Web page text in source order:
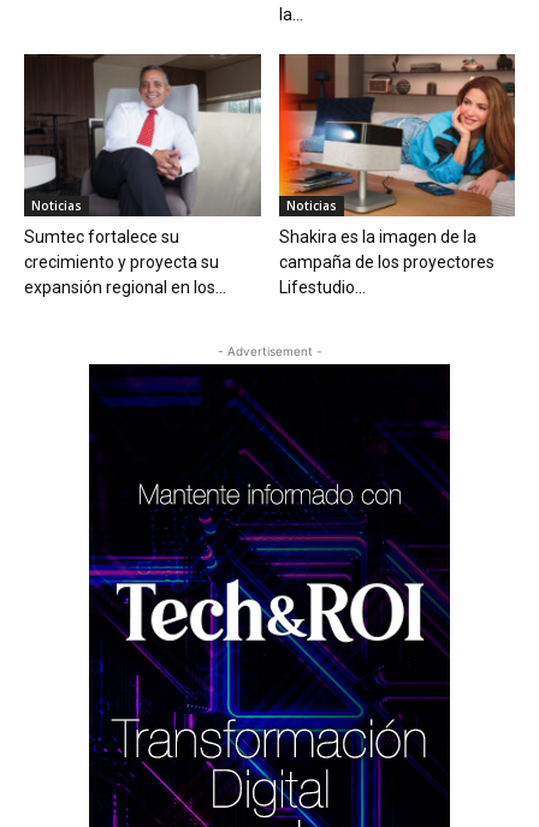
la...
Noticias
Sumtec fortalece su
crecimiento y proyecta su
expansión regional en los...
Noticias
Shakira es la imagen de la
campaña de los proyectores
Lifestudio...
- Advertisement -